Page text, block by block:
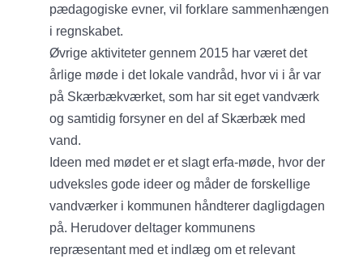
pædagogiske evner, vil forklare sammenhængen
i regnskabet.
Øvrige aktiviteter gennem 2015 har været det
årlige møde i det lokale vandråd, hvor vi i år var
på Skærbækværket, som har sit eget vandværk
og samtidig forsyner en del af Skærbæk med
vand.
Ideen med mødet er et slagt erfa-møde, hvor der
udveksles gode ideer og måder de forskellige
vandværker i kommunen håndterer dagligdagen
på. Herudover deltager kommunens
repræsentant med et indlæg om et relevant